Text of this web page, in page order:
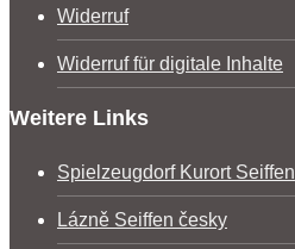
Widerruf
Widerruf für digitale Inhalte
Weitere Links
Spielzeugdorf Kurort Seiffen
Lázně Seiffen česky